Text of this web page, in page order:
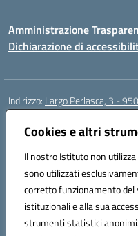
Cookies e altri
Il nostro Istituto non
sono utilizzati
corretto funzionamento del
istituzionali e alla sua
strumenti statistici
Amministrazione
Dichiarazione di
Indirizzo: Largo Perlasca, 3 -
Centralino:
Posta elettronica certificata
Codice fiscale: 93253680875
Codice meccanografico:
Codice Indice delle Pubbliche
Codice unico di fatturazione